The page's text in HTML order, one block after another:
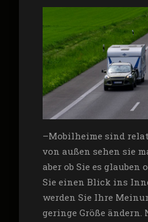
–Mobilheime sind
von außen sehen sie
aber ob Sie es glauben
Sie einen Blick ins
werden Sie Ihre
geringe Größe